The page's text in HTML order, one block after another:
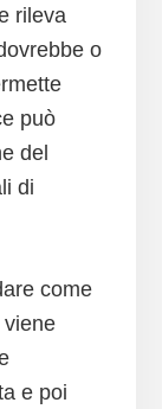
rileva
o
può
del
di
come
viene
e poi